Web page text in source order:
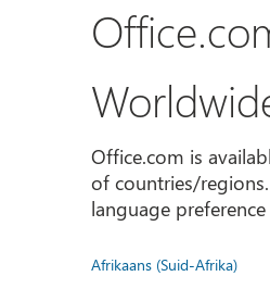
Office.com is
of countries/
language
Afrikaans (Suid-Afrika)